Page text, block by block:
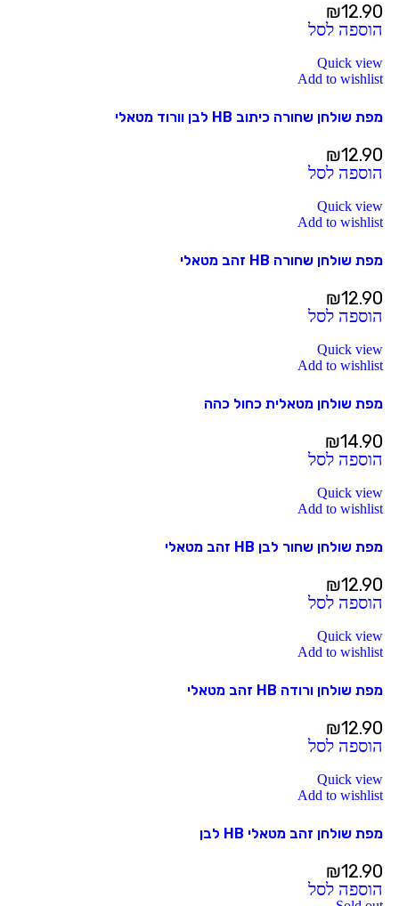
₪12.90
הוספה לסל
Quick view
Add to wishlist
מפת שולחן שחורה כיתוב HB לבן וורוד מטאלי
₪12.90
הוספה לסל
Quick view
Add to wishlist
מפת שולחן שחורה HB זהב מטאלי
₪12.90
הוספה לסל
Quick view
Add to wishlist
מפת שולחן מטאלית כחול כהה
₪14.90
הוספה לסל
Quick view
Add to wishlist
מפת שולחן שחור לבן HB זהב מטאלי
₪12.90
הוספה לסל
Quick view
Add to wishlist
מפת שולחן ורודה HB זהב מטאלי
₪12.90
הוספה לסל
Quick view
Add to wishlist
מפת שולחן זהב מטאלי HB לבן
₪12.90
הוספה לסל